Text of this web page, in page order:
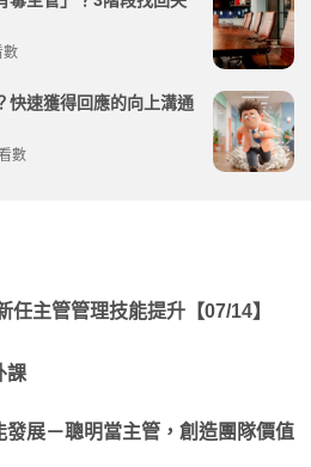
數
快速獲得回應的向上溝通
數
任主管管理技能提升【07/14】
課
發展－聰明當主管，創造團隊價值